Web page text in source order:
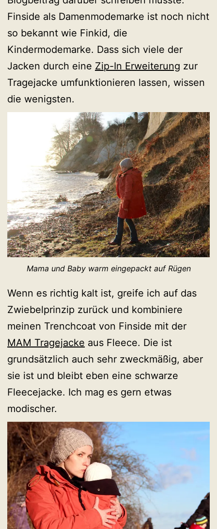
Finside als Damenmodemarke ist noch nicht
so bekannt wie Finkid, die
Kindermodemarke. Dass sich viele der
Jacken durch eine Zip-In Erweiterung zur
Tragejacke umfunktionieren lassen, wissen
die wenigsten.
Mama und Baby warm eingepackt auf Rügen
Wenn es richtig kalt ist, greife ich auf das
Zwiebelprinzip zurück und kombiniere
meinen Trenchcoat von Finside mit der
MAM Tragejacke aus Fleece. Die ist
grundsätzlich auch sehr zweckmäßig, aber
sie ist und bleibt eben eine schwarze
Fleecejacke. Ich mag es gern etwas
modischer.